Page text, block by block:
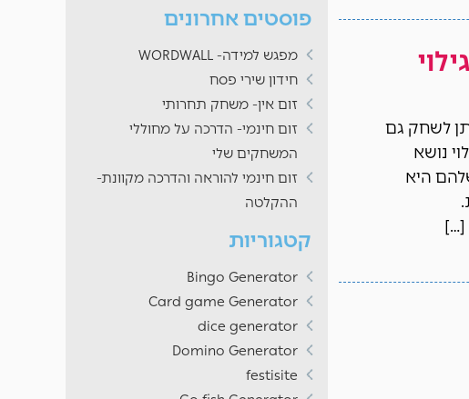
לגילוי
לשחק גם
נושא
דקות. המטרה שלהם היא
[…]
פוסטים אחרונים
מפגש למידה- WORDWALL
חידון שירי פסח
זום אין- משחק תחרותי
זום חינמי- הדרכה על מחוללי
המשחקים שלי
זום חינמי להוראה והדרכה מקוונת-
ההקלטה
קטגוריות
Bingo Generator
Card game Generator
dice generator
Domino Generator
festisite